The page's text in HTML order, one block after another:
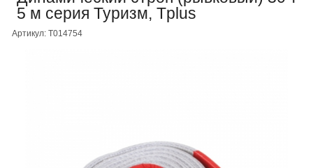
5 м серия Туризм, Tplus
Артикул: T014754